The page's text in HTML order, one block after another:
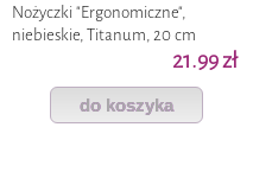
Nożyczki "Ergonomiczne",
niebieskie, Titanum, 20 cm
21.99 zł
do koszyka